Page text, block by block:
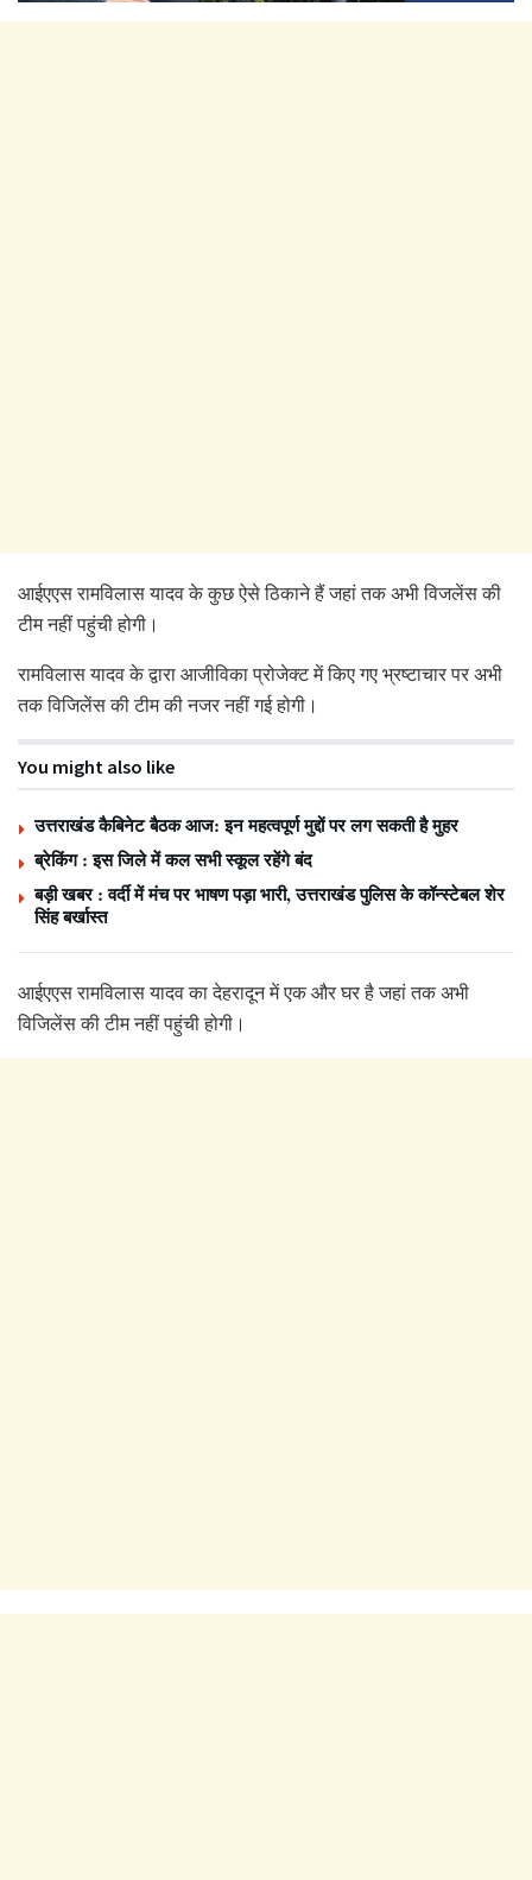
आईएएस रामविलास यादव के कुछ ऐसे ठिकाने हैं जहां तक अभी विजलेंस की
टीम नहीं पहुंची होगी।
रामविलास यादव के द्वारा आजीविका प्रोजेक्ट में किए गए भ्रष्टाचार पर अभी
तक विजिलेंस की टीम की नजर नहीं गई होगी।
You might also like
उत्तराखंड कैबिनेट बैठक आज: इन महत्वपूर्ण मुद्दों पर लग सकती है मुहर
ब्रेकिंग : इस जिले में कल सभी स्कूल रहेंगे बंद
बड़ी खबर : वर्दी में मंच पर भाषण पड़ा भारी, उत्तराखंड पुलिस के कॉन्स्टेबल शेर
सिंह बर्खास्त
आईएएस रामविलास यादव का देहरादून में एक और घर है जहां तक अभी
विजिलेंस की टीम नहीं पहुंची होगी।